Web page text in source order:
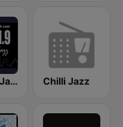
Smooth Jazz CD 101.9 FM Chilli Jazz